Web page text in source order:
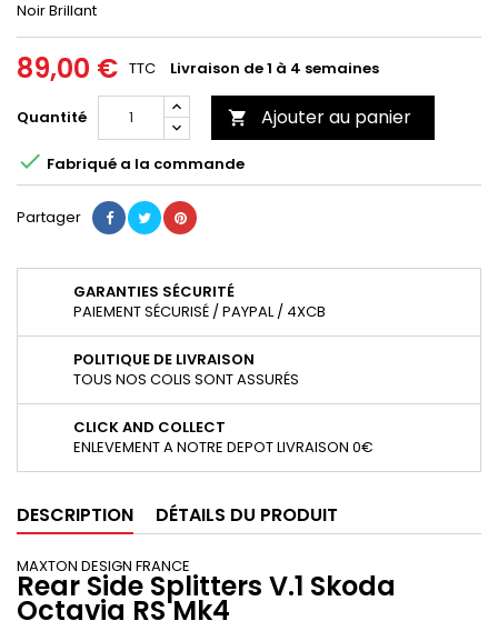
Noir Brillant
89,00 € TTC Livraison de 1 à 4 semaines
Quantité  Ajouter au panier
 Fabriqué a la commande
Partager
GARANTIES SÉCURITÉ
PAIEMENT SÉCURISÉ / PAYPAL / 4XCB
POLITIQUE DE LIVRAISON
TOUS NOS COLIS SONT ASSURÉS
CLICK AND COLLECT
ENLEVEMENT A NOTRE DEPOT LIVRAISON 0€
DESCRIPTION DÉTAILS DU PRODUIT
MAXTON DESIGN FRANCE
Rear Side Splitters V.1 Skoda
Octavia RS Mk4